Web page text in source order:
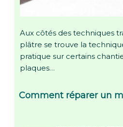
Aux côtés des techniques
plâtre se trouve la
pratique sur certains
plaques…
Comment réparer un